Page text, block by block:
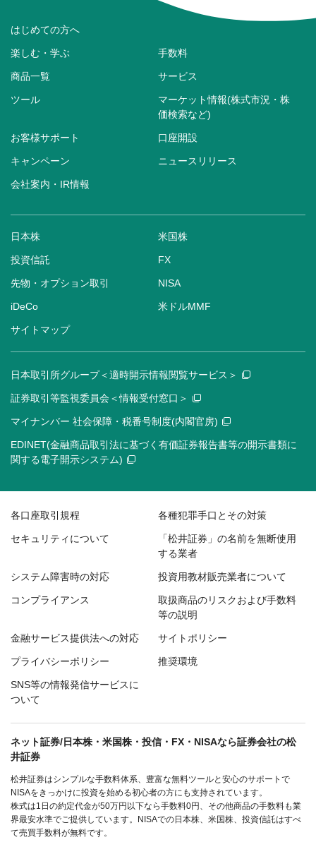
はじめての方へ
楽しむ・学ぶ 手数料
商品一覧 サービス
ツール
マーケット情報(株式市況・株
価検索など)
お客様サポート 口座開設
キャンペーン ニュースリリース
会社案内・IR情報
日本株 米国株
投資信託 FX
先物・オプション取引 NISA
iDeCo 米ドルMMF
サイトマップ
日本取引所グループ＜適時開示情報閲覧サービス＞
証券取引等監視委員会＜情報受付窓口＞
マイナンバー 社会保障・税番号制度(内閣官房)
EDINET(金融商品取引法に基づく有価証券報告書等の開示書類に
関する電子開示システム)
各口座取引規程 各種犯罪手口とその対策
セキュリティについて
「松井証券」の名前を無断使用
する業者
システム障害時の対応 投資用教材販売業者について
コンプライアンス
取扱商品のリスクおよび手数料
等の説明
金融サービス提供法への対応 サイトポリシー
プライバシーポリシー 推奨環境
SNS等の情報発信サービスに
ついて
ネット証券/日本株・米国株・投信・FX・NISAなら証券会社の松
井証券
松井証券はシンプルな手数料体系、豊富な無料ツールと安心のサポートで
NISAをきっかけに投資を始める初心者の方にも支持されています。
株式は1日の約定代金が50万円以下なら手数料0円、その他商品の手数料も業
界最安水準でご提供しています。NISAでの日本株、米国株、投資信託はすべ
て売買手数料が無料です。